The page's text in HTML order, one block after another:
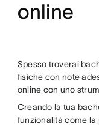
online
Spesso troverai
fisiche con note
online con uno
Creando la tua
funzionalità come la